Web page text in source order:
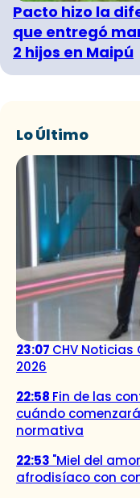
Pacto hizo la
que entregó
2 hijos en Maipú
Lo Último
23:07 CHV
2026
22:58 Fin de las
cuándo
normativa
22:53 "Miel del
afrodisíaco con